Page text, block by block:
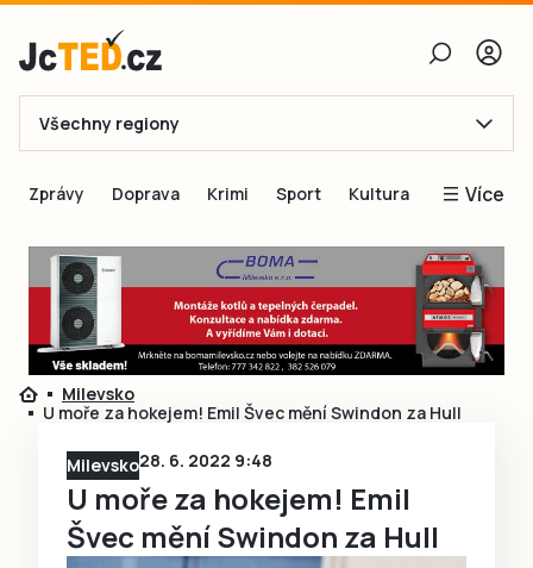
E-mail
Obnovit heslo
Přihlásit se
Přihlásit se přes Facebook
Ještě nemám účet, chci se
Všechny regiony
Zprávy Doprava Krimi Sport Kultura Více
Blogy
Inspirace
Čtenáři píší
Speciální přílohy
Milevsko
U moře za hokejem! Emil Švec mění Swindon za Hull
Milevsko28. 6. 2022 9:48
U moře za hokejem! Emil
Švec mění Swindon za Hull